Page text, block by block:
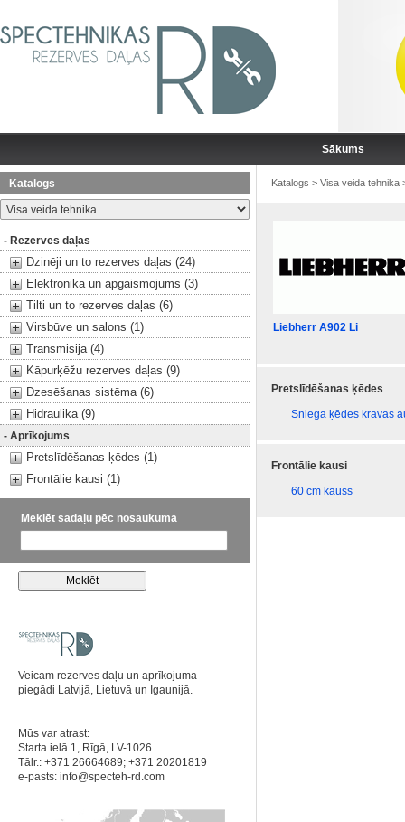
Sākums
Katalogs
- Rezerves daļas
Dzinēji un to rezerves daļas (24)
Elektronika un apgaismojums (3)
Tilti un to rezerves daļas (6)
Virsbūve un salons (1)
Transmisija (4)
Kāpurķēžu rezerves daļas (9)
Dzesēšanas sistēma (6)
Hidraulika (9)
- Aprīkojums
Pretslīdēšanas ķēdes (1)
Frontālie kausi (1)
Meklēt sadaļu pēc nosaukuma
Veicam rezerves daļu un aprīkojuma
piegādi Latvijā, Lietuvā un Igaunijā.
Mūs var atrast:
Starta ielā 1, Rīgā, LV-1026.
Tālr.: +371 26664689; +371 20201819
e-pasts: info@specteh-rd.com
Katalogs > Visa veida tehnika
Liebherr A902 Li
Pretslīdēšanas ķēdes
Sniega ķēdes kravas
Frontālie kausi
60 cm kauss